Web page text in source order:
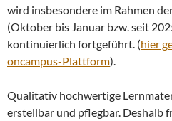
wird insbesondere im Rahmen
(Oktober bis Januar bzw. seit
kontinuierlich fortgeführt. (hier
oncampus-Plattform).
Qualitativ hochwertige
erstellbar und pflegbar. Deshalb